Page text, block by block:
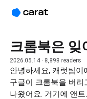
크롬북은 잊
2026.05.14· 8,898 readers
안녕하세요, 캐럿팀이
구글이 크롬북을 버
나왔어요. 거기에 앤